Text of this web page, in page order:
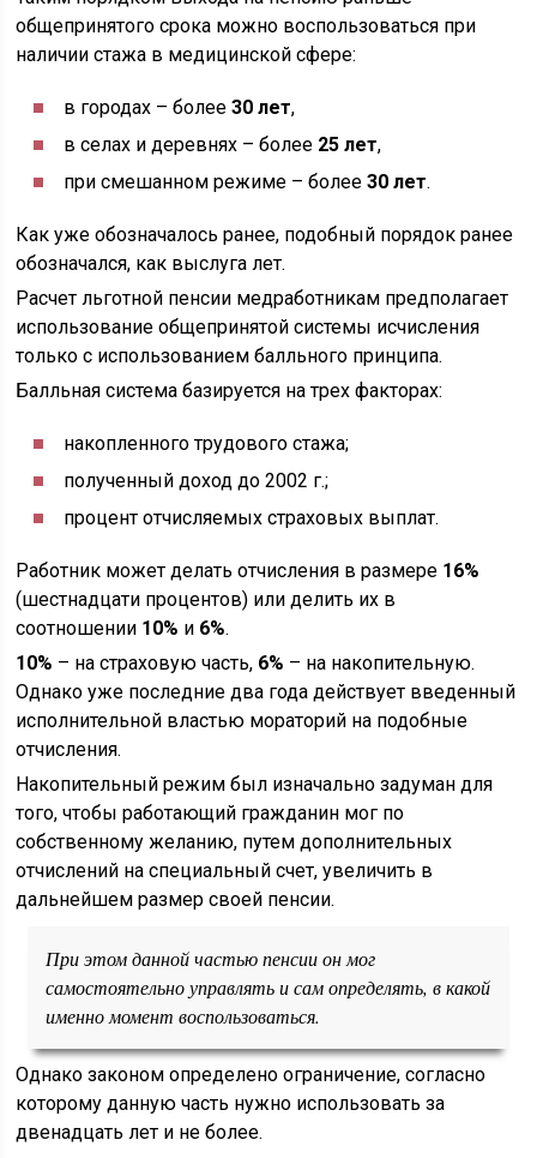
общепринятого срока можно воспользоваться при
наличии стажа в медицинской сфере:
в городах – более30 лет,
в селах и деревнях – более 25 лет,
при смешанном режиме – более30 лет.
Как уже обозначалось ранее, подобный порядок ранее
обозначался, как выслуга лет.
Расчет льготной пенсии медработникам предполагает
использование общепринятой системы исчисления
только с использованием балльного принципа.
Балльная система базируется на трех факторах:
накопленного трудового стажа;
полученный доход до 2002 г.;
процент отчисляемых страховых выплат.
Работник может делать отчисления в размере 16%
(шестнадцати процентов) или делить их в
соотношении 10% и 6%.
10% – на страховую часть, 6% – на накопительную.
Однако уже последние два года действует введенный
исполнительной властью мораторий на подобные
отчисления.
Накопительный режим был изначально задуман для
того, чтобы работающий гражданин мог по
собственному желанию, путем дополнительных
отчислений на специальный счет, увеличить в
дальнейшем размер своей пенсии.
При этом данной частью пенсии он мог
самостоятельно управлять и сам определять, в какой
именно момент воспользоваться.
Однако законом определено ограничение, согласно
которому данную часть нужно использовать за
двенадцать лет и не более.